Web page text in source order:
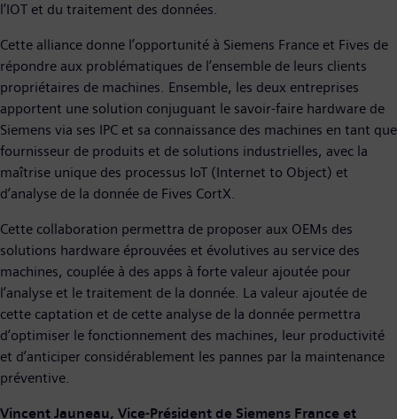
l’IOT et du traitement des données.
Cette alliance donne l’opportunité à Siemens France et Fives de
répondre aux problématiques de l’ensemble de leurs clients
propriétaires de machines. Ensemble, les deux entreprises
apportent une solution conjuguant le savoir-faire hardware de
Siemens via ses IPC et sa connaissance des machines en tant que
fournisseur de produits et de solutions industrielles, avec la
maîtrise unique des processus IoT (Internet to Object) et
d’analyse de la donnée de Fives CortX.
Cette collaboration permettra de proposer aux OEMs des
solutions hardware éprouvées et évolutives au service des
machines, couplée à des apps à forte valeur ajoutée pour
l’analyse et le traitement de la donnée. La valeur ajoutée de
cette captation et de cette analyse de la donnée permettra
d’optimiser le fonctionnement des machines, leur productivité
et d’anticiper considérablement les pannes par la maintenance
préventive.
Vincent Jauneau, Vice-Président de Siemens France et